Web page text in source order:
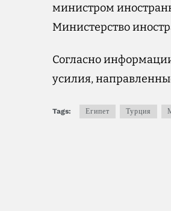
министром
Министерство
Согласно
усилия,
Tags: Египет Турция